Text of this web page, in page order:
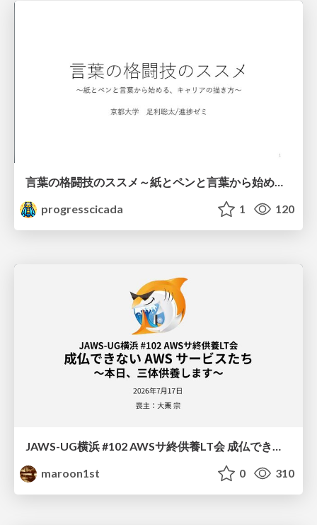
言葉の格闘技のススメ～紙とペンと言葉から始める、キャリアの描き方～
progresscicada
1 120
maroon1st
0 310